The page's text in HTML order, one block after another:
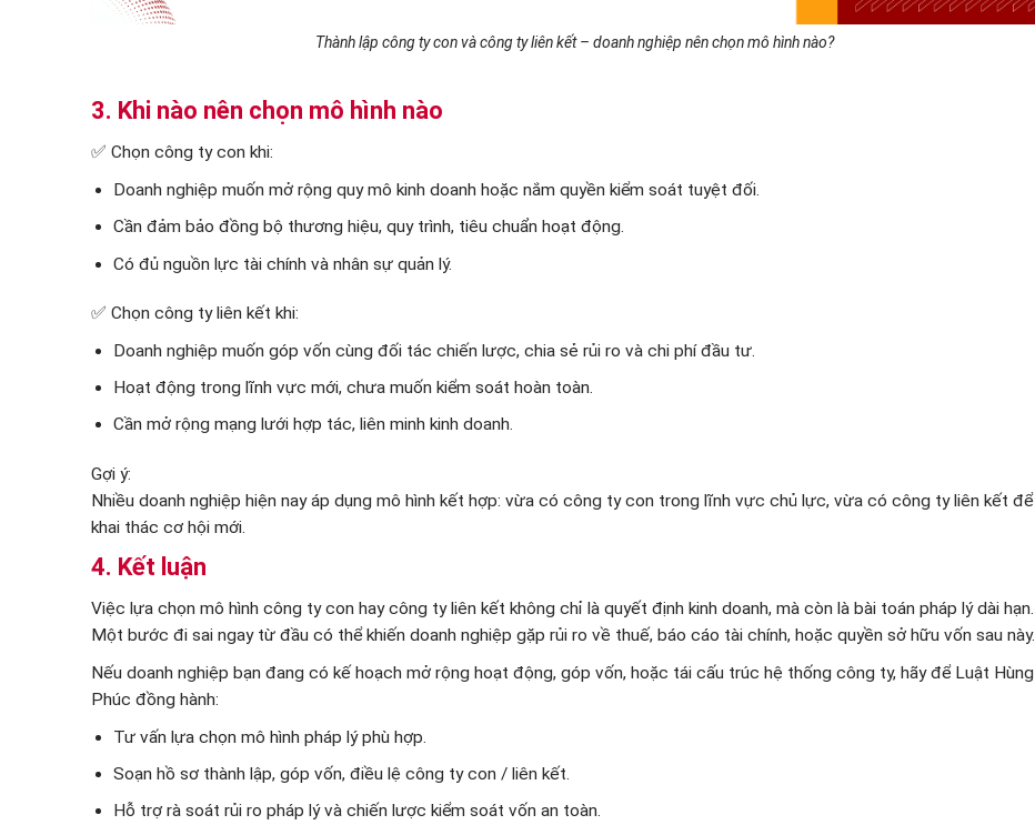
Thành lập công ty con và công ty liên kết – doanh nghiệp nên chọn mô hình nào?
3. Khi nào nên chọn mô hình nào
✅ Chọn công ty con khi:
Doanh nghiệp muốn mở rộng quy mô kinh doanh hoặc nắm quyền kiểm soát tuyệt đối.
Cần đảm bảo đồng bộ thương hiệu, quy trình, tiêu chuẩn hoạt động.
Có đủ nguồn lực tài chính và nhân sự quản lý.
✅ Chọn công ty liên kết khi:
Doanh nghiệp muốn góp vốn cùng đối tác chiến lược, chia sẻ rủi ro và chi phí đầu tư.
Hoạt động trong lĩnh vực mới, chưa muốn kiểm soát hoàn toàn.
Cần mở rộng mạng lưới hợp tác, liên minh kinh doanh.
Gợi ý:
Nhiều doanh nghiệp hiện nay áp dụng mô hình kết hợp: vừa có công ty con trong lĩnh vực chủ lực, vừa có công ty liên kết để
khai thác cơ hội mới.
4. Kết luận
Việc lựa chọn mô hình công ty con hay công ty liên kết không chỉ là quyết định kinh doanh, mà còn là bài toán pháp lý dài hạn.
Một bước đi sai ngay từ đầu có thể khiến doanh nghiệp gặp rủi ro về thuế, báo cáo tài chính, hoặc quyền sở hữu vốn sau này.
Nếu doanh nghiệp bạn đang có kế hoạch mở rộng hoạt động, góp vốn, hoặc tái cấu trúc hệ thống công ty, hãy để Luật Hùng
Phúc đồng hành:
Tư vấn lựa chọn mô hình pháp lý phù hợp.
Soạn hồ sơ thành lập, góp vốn, điều lệ công ty con / liên kết.
Hỗ trợ rà soát rủi ro pháp lý và chiến lược kiểm soát vốn an toàn.